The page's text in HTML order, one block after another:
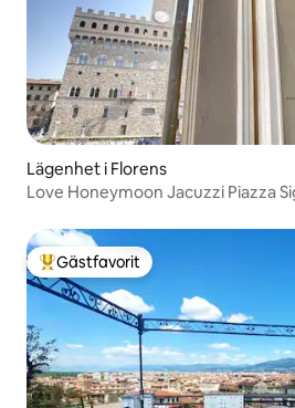
Lägenhet i Florens
Love Honeymoon Jacuzzi Piazza
Populär gästfavorit
Gästfavorit